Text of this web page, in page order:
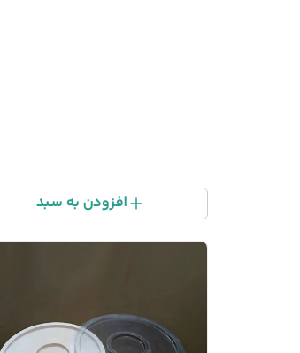
افزودن به سبد